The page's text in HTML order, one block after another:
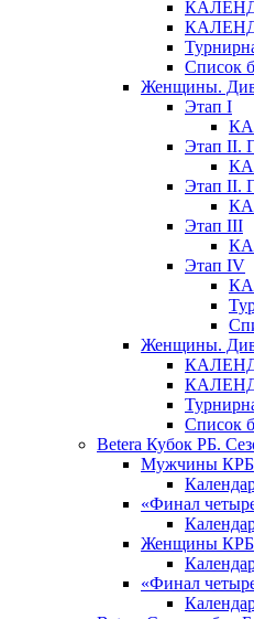
Список
Женщины.
Этап I
Этап II.
Этап II.
Этап III
Этап IV
Женщины.
Список
Betera Кубок РБ.
Мужчины КРБ
«Финал
Женщины КРБ
«Финал